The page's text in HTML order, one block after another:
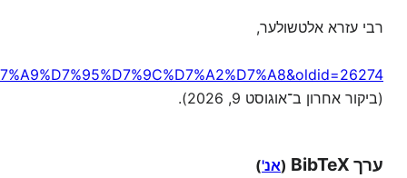
רבי עזרא אלטשולער,
(ביקור אחרון ב־אוגוסט 9, 2026).
ערך BibTeX (אנ')